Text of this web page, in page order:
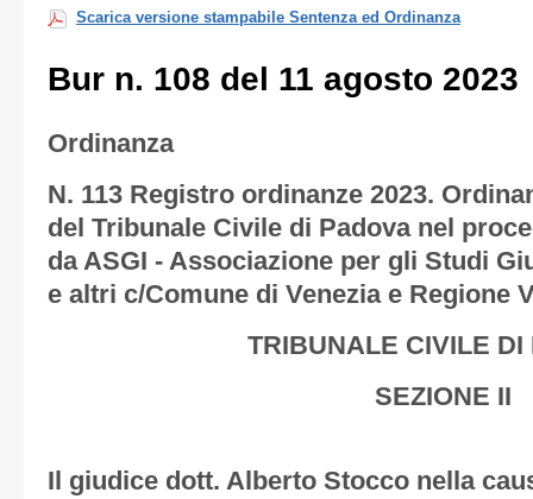
Scarica versione stampabile Sentenza ed Ordinanza
Bur n. 108 del 11 agosto 2023
Ordinanza
N. 113 Registro ordinanze 2023.
del Tribunale Civile di Padova nel
da ASGI - Associazione per gli Studi
e altri c/Comune di Venezia e Regione
TRIBUNALE CIVILE DI
SEZIONE II
Il giudice dott. Alberto Stocco nella